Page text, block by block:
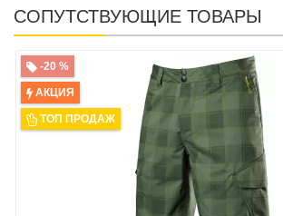
СОПУТСТВУЮЩИЕ ТОВАРЫ
-20 %
АКЦИЯ
ТОП ПРОДАЖ